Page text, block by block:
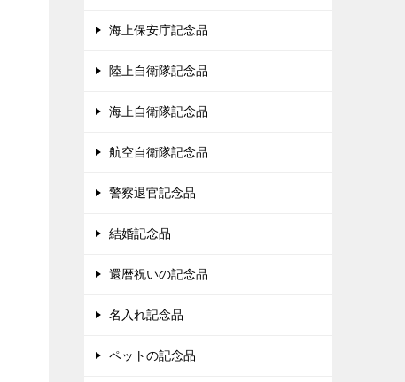
海上保安庁記念品
陸上自衛隊記念品
海上自衛隊記念品
航空自衛隊記念品
警察退官記念品
結婚記念品
還暦祝いの記念品
名入れ記念品
ペットの記念品